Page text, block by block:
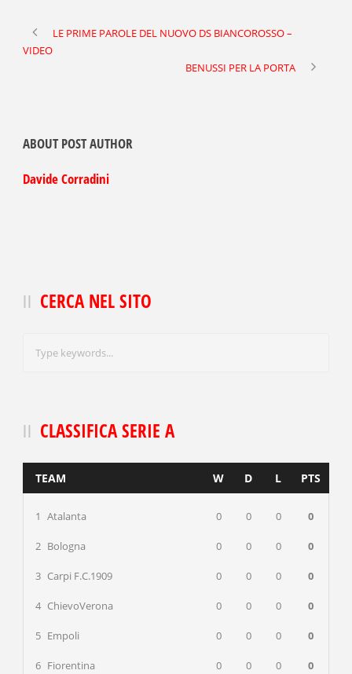
LE PRIME PAROLE DEL NUOVO DS BIANCOROSSO –
VIDEO
BENUSSI PER LA PORTA
ABOUT POST AUTHOR
Davide Corradini
CERCA NEL SITO
CLASSIFICA SERIE A
TEAM W D L PTS
1 Atalanta 0 0 0 0
2 Bologna 0 0 0 0
3 Carpi F.C.1909 0 0 0 0
4 ChievoVerona 0 0 0 0
5 Empoli 0 0 0 0
6 Fiorentina 0 0 0 0